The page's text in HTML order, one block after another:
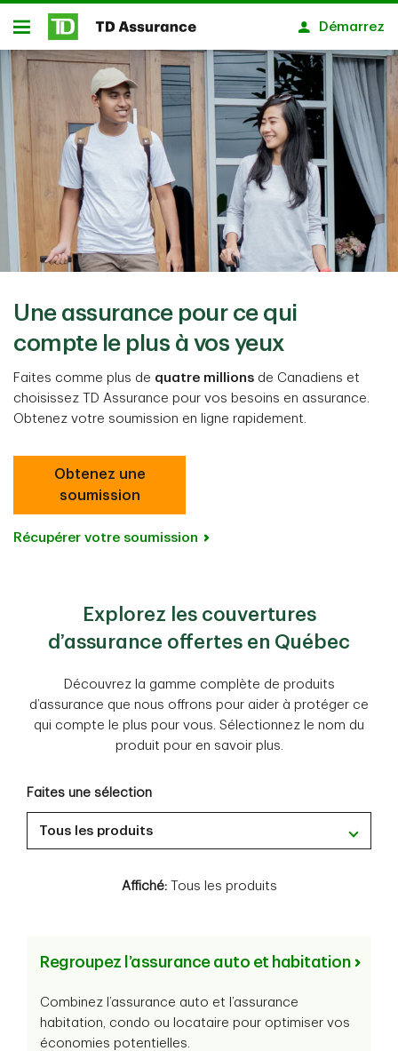
avis fermé
Passer au contenu principal
Ouvert
Démarrez
Une assurance pour ce qui
compte le plus à vos yeux
Faites comme plus de quatre millions de Canadiens et
choisissez TD Assurance pour vos besoins en assurance.
Obtenez votre soumission en ligne rapidement.
Obtenez une
soumission
Récupérer votre soumission
Explorez les couvertures
d’assurance offertes en Québec
Découvrez la gamme complète de produits
d’assurance que nous offrons pour aider à protéger ce
qui compte le plus pour vous. Sélectionnez le nom du
produit pour en savoir plus.
Faites une sélection
Tous les produits
Affiché: Tous les produits
Regroupez l’assurance auto et habitation
Combinez l’assurance auto et l’assurance
habitation, condo ou locataire pour optimiser vos
économies potentielles.